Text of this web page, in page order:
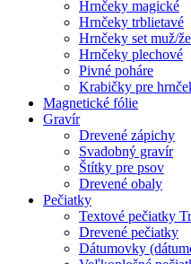
Hrnčeky magické
Hrnčeky trblietavé
Hrnčeky set muž/
Hrnčeky plechové
Pivné poháre
Krabičky pre
Magnetické fólie
Gravír
Drevené zápichy
Svadobný gravír
Štítky pre psov
Drevené obaly
Pečiatky
Textové pečiatky
Drevené pečiatky
Dátumovky